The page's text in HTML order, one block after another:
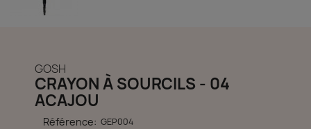
GOSH
CRAYON À SOURCILS - 04
ACAJOU
Référence: GEP004